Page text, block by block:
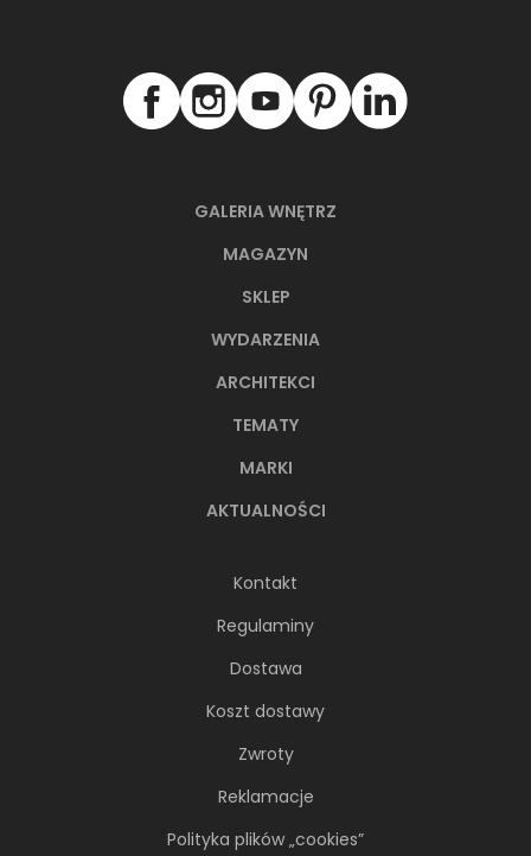
GALERIA WNĘTRZ
MAGAZYN
SKLEP
WYDARZENIA
ARCHITEKCI
TEMATY
MARKI
AKTUALNOŚCI
Kontakt
Regulaminy
Dostawa
Koszt dostawy
Zwroty
Reklamacje
Polityka plików „cookies”